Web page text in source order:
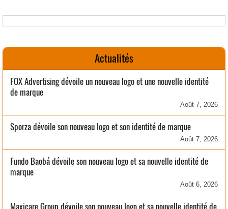
Actualités
FOX Advertising dévoile un nouveau logo et une nouvelle identité
de marque
Août 7, 2026
Sporza dévoile son nouveau logo et son identité de marque
Août 7, 2026
Fundo Baobá dévoile son nouveau logo et sa nouvelle identité de
marque
Août 6, 2026
Maxicare Group dévoile son nouveau logo et sa nouvelle identité de